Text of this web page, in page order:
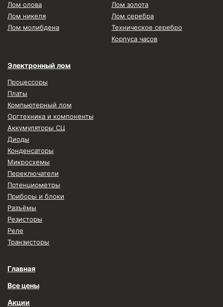
Лом олова
Лом никеля
Лом молибдена
Лом золота
Лом серебра
Техническое серебро
Корпуса часов
Электронный лом
Процессоры
Платы
Компьютерный лом
Оргтехника и компоненты
Аккумуляторы СЦ
Диоды
Конденсаторы
Микросхемы
Переключатели
Потенциометры
Приборы и блоки
Разъёмы
Резисторы
Реле
Транзисторы
Главная
Все цены
Акции